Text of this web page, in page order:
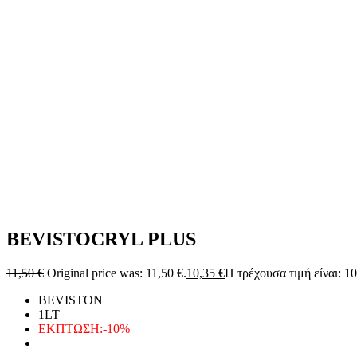
BEVISTOCRYL PLUS
11,50€ Original price was: 11,50 €.10,35 €Η τρέχουσα τιμή είναι:
BEVISTON
1LT
ΕΚΠΤΩΣΗ:-10%